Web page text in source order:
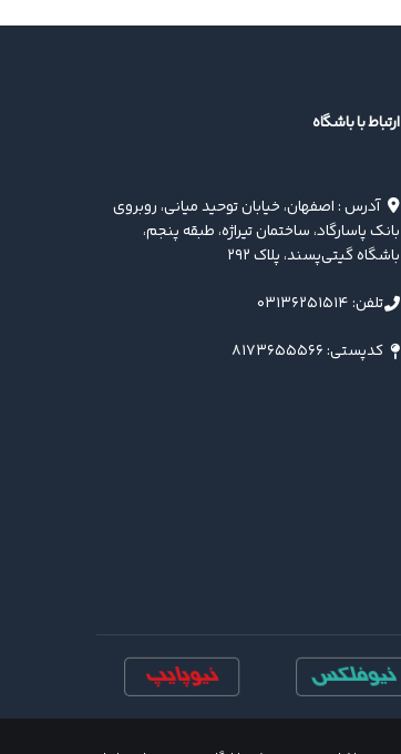
ارتباط با باشگاه
آدرس : اصفهان، خیابان توحید میانی، روبروی
بانک پاسارگاد، ساختمان تیراژه، طبقه پنجم،
باشگاه گیتی‌پسند، پلاک ۲۹۲
تلفن: ۰۳۱۳۶۲۵۱۵۱۴
کدپستی: ۸۱۷۳۶۵۵۵۶۶